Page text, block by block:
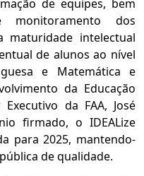
de equipes, bem
monitoramento dos
maturidade intelectual
de alunos ao nível
e Matemática e
da Educação
da FAA, José
firmado, o IDEALize
para 2025, mantendo-
de qualidade.